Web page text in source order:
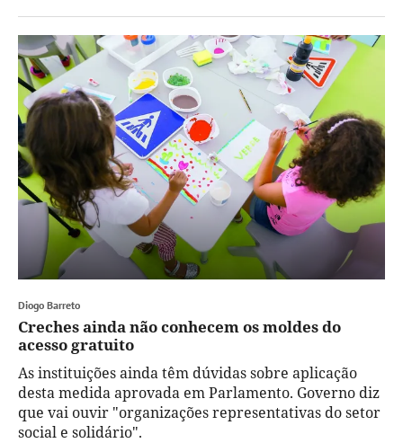
Diogo Barreto
Creches ainda não conhecem os moldes do
acesso gratuito
As instituições ainda têm dúvidas sobre aplicação
desta medida aprovada em Parlamento. Governo diz
que vai ouvir "organizações representativas do setor
social e solidário".